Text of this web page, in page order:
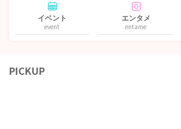
イベント
event
エンタメ
entame
PICKUP